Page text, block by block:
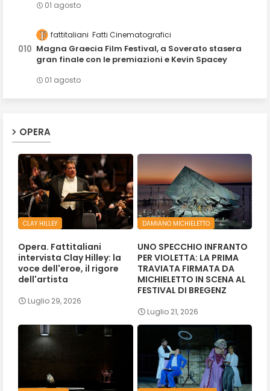
01 agosto
fattitaliani Fatti Cinematografici
Magna Graecia Film Festival, a Soverato stasera
gran finale con le premiazioni e Kevin Spacey
01 agosto
OPERA
CLAY HILLEY
Opera. Fattitaliani
intervista Clay Hilley: la
voce dell'eroe, il rigore
dell'artista
Luglio 29, 2026
DAMIANO MICHIELETTO
UNO SPECCHIO INFRANTO
PER VIOLETTA: LA PRIMA
TRAVIATA FIRMATA DA
MICHIELETTO IN SCENA AL
FESTIVAL DI BREGENZ
Luglio 21, 2026